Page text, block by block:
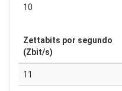
10
Zettabits por segundo
(Zbit/s)
11